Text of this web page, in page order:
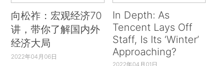
向松祚：宏观经济70
讲，带你了解国内外
经济大局
2022年04月06日
In Depth: As
Tencent Lays Off
Staff, Is Its ‘Winter’
Approaching?
2022年04月01日